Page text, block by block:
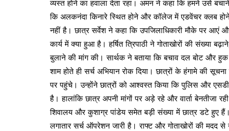
व्यस्त होने का हवाला देता रहा। अमन ने कहा कि हमने उसे
कि अलकनंदा किनारे स्थित होने और कॉलेज में एडवेंचर क्लब
नहीं है। छात्र सर्वेश ने कहा कि उपजिलाधिकारी मौके पर
कार्य में क्या हुआ है। हर्षित त्रिपाठी ने गोताखोरों की संख्या
बुलाने की मांग की। सार्थक ने बताया कि बचाव दल बोट और
शाम होते ही सर्च अभियान रोक दिया। छात्रों के हंगामे की
पर पहुंचे। उन्होंने छात्रों को आश्वस्त किया कि पुलिस और
है। हालांकि छात्र अपनी मांगों पर अड़े रहे और वार्ता बेनतीजा
शिवालय और कुशाग्र पांडेय समेत बड़ी संख्या में छात्र डटे हुए
लगातार सर्च ऑपरेशन जारी है। राफ्ट और गोताखोरों की